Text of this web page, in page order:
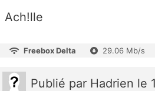
Ach!lle
Freebox Delta 29.06 Mb/s
Publié par Hadrien le